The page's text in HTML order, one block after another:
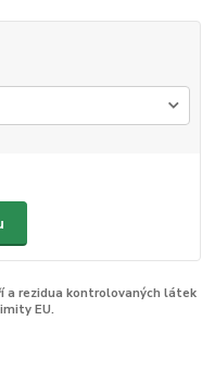
a rezidua kontrolovaných látek
EU.